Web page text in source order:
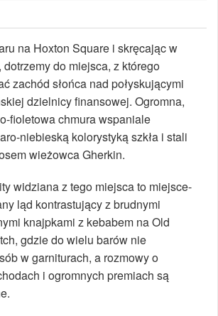
na Hoxton Square i skręcając w
do miejsca, z którego
zachód słońca nad połyskującymi
dzielnicy finansowej. Ogromna,
fioletowa chmura wspaniale
niebieską kolorystyką szkła i stali
wieżowca Gherkin.
widziana z tego miejsca to miejsce-
ląd kontrastujący z brudnymi
knajpkami z kebabem na Old
gdzie do wielu barów nie
w garniturach, a rozmowy o
i ogromnych premiach są